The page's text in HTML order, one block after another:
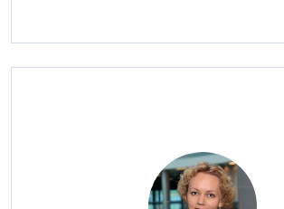
«Объединение строителей»
Борис Мошенский, генеральный